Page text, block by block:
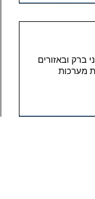
ברק ובאזורים
מערכות